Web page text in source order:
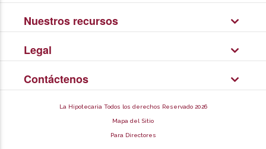
Nuestros recursos
Legal
Contáctenos
La Hipotecaria Todos los derechos Reservado 2026
Mapa del Sitio
Para Directores